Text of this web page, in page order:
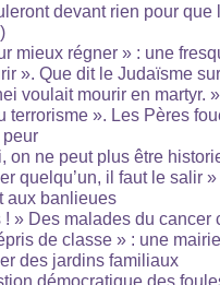
devant rien pour que
mieux régner » : une
». Que dit le Judaïsme
voulait mourir en martyr.
terrorisme ». Les Pères
peur
on ne peut plus être
quelqu’un, il faut le salir
aux banlieues
» Des malades du cancer
de classe » : une
des jardins familiaux